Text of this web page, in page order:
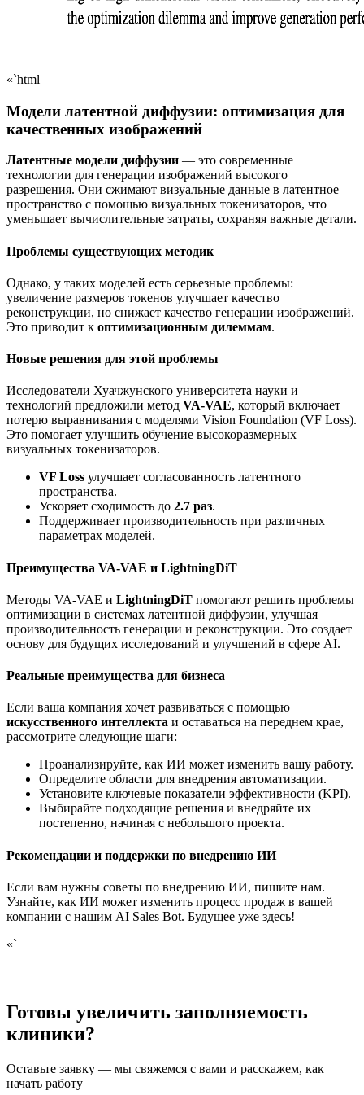
«`html
Модели латентной диффузии: оптимизация для
качественных изображений
Латентные модели диффузии — это современные
технологии для генерации изображений высокого
разрешения. Они сжимают визуальные данные в латентное
пространство с помощью визуальных токенизаторов, что
уменьшает вычислительные затраты, сохраняя важные детали.
Проблемы существующих методик
Однако, у таких моделей есть серьезные проблемы:
увеличение размеров токенов улучшает качество
реконструкции, но снижает качество генерации изображений.
Это приводит к оптимизационным дилеммам.
Новые решения для этой проблемы
Исследователи Хуачжунского университета науки и
технологий предложили метод VA-VAE, который включает
потерю выравнивания с моделями Vision Foundation (VF Loss).
Это помогает улучшить обучение высокоразмерных
визуальных токенизаторов.
VF Loss улучшает согласованность латентного
пространства.
Ускоряет сходимость до 2.7 раз.
Поддерживает производительность при различных
параметрах моделей.
Преимущества VA-VAE и LightningDiT
Методы VA-VAE и LightningDiT помогают решить проблемы
оптимизации в системах латентной диффузии, улучшая
производительность генерации и реконструкции. Это создает
основу для будущих исследований и улучшений в сфере AI.
Реальные преимущества для бизнеса
Если ваша компания хочет развиваться с помощью
искусственного интеллекта и оставаться на переднем крае,
рассмотрите следующие шаги:
Проанализируйте, как ИИ может изменить вашу работу.
Определите области для внедрения автоматизации.
Установите ключевые показатели эффективности (KPI).
Выбирайте подходящие решения и внедряйте их
постепенно, начиная с небольшого проекта.
Рекомендации и поддержки по внедрению ИИ
Если вам нужны советы по внедрению ИИ, пишите нам.
Узнайте, как ИИ может изменить процесс продаж в вашей
компании с нашим AI Sales Bot. Будущее уже здесь!
«`
Готовы увеличить заполняемость
клиники?
Оставьте заявку — мы свяжемся с вами и расскажем, как
начать работу